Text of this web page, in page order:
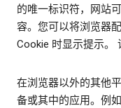
的唯一标识符，网站
容。您可以将浏览器
Cookie 时显示提示。
在浏览器以外的其他
备或其中的应用。例